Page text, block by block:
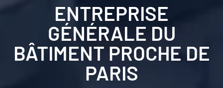
ENTREPRISE
GÉNÉRALE DU
BÂTIMENT PROCHE DE
PARIS